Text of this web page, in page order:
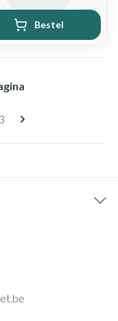
Bestel
pagina